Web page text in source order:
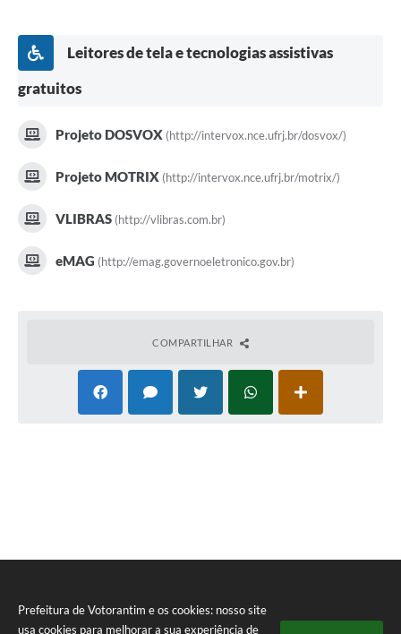
Prefeitura de Votorantim e os cookies: nosso site
usa cookies para melhorar a sua experiência de
Leitores de tela e tecnologias assistivas
gratuitos
Projeto DOSVOX (http://intervox.nce.ufrj.br/dosvox/)
Projeto MOTRIX (http://intervox.nce.ufrj.br/motrix/)
VLIBRAS (http://vlibras.com.br)
eMAG (http://emag.governoeletronico.gov.br)
COMPARTILHAR